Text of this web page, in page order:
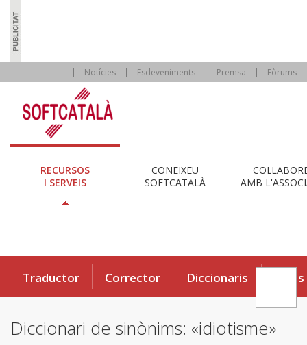
Notícies Esdeveniments Premsa Fòrums
RECURSOS
I SERVEIS
CONEIXEU
SOFTCATALÀ
AMB
Traductor Corrector Diccionaris Eines
Diccionari de sinònims: «idiotisme»